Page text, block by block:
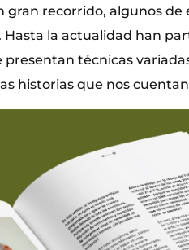
gran recorrido, algunos
Hasta la actualidad han
técnicas
historias que nos